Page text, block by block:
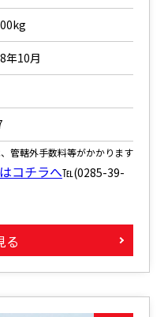
年10月
管轄外手数料等がかかります
コチラへ℡(0285-39-
る